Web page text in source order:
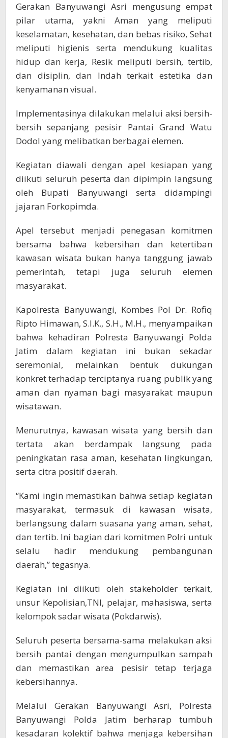
Gerakan Banyuwangi Asri mengusung empat
pilar utama, yakni Aman yang meliputi
keselamatan, kesehatan, dan bebas risiko, Sehat
meliputi higienis serta mendukung kualitas
hidup dan kerja, Resik meliputi bersih, tertib,
dan disiplin, dan Indah terkait estetika dan
kenyamanan visual.
Implementasinya dilakukan melalui aksi bersih-
bersih sepanjang pesisir Pantai Grand Watu
Dodol yang melibatkan berbagai elemen.
Kegiatan diawali dengan apel kesiapan yang
diikuti seluruh peserta dan dipimpin langsung
oleh Bupati Banyuwangi serta didampingi
jajaran Forkopimda.
Apel tersebut menjadi penegasan komitmen
bersama bahwa kebersihan dan ketertiban
kawasan wisata bukan hanya tanggung jawab
pemerintah, tetapi juga seluruh elemen
masyarakat.
Kapolresta Banyuwangi, Kombes Pol Dr. Rofiq
Ripto Himawan, S.I.K., S.H., M.H., menyampaikan
bahwa kehadiran Polresta Banyuwangi Polda
Jatim dalam kegiatan ini bukan sekadar
seremonial, melainkan bentuk dukungan
konkret terhadap terciptanya ruang publik yang
aman dan nyaman bagi masyarakat maupun
wisatawan.
Menurutnya, kawasan wisata yang bersih dan
tertata akan berdampak langsung pada
peningkatan rasa aman, kesehatan lingkungan,
serta citra positif daerah.
“Kami ingin memastikan bahwa setiap kegiatan
masyarakat, termasuk di kawasan wisata,
berlangsung dalam suasana yang aman, sehat,
dan tertib. Ini bagian dari komitmen Polri untuk
selalu hadir mendukung pembangunan
daerah,” tegasnya.
Kegiatan ini diikuti oleh stakeholder terkait,
unsur Kepolisian,TNI, pelajar, mahasiswa, serta
kelompok sadar wisata (Pokdarwis).
Seluruh peserta bersama-sama melakukan aksi
bersih pantai dengan mengumpulkan sampah
dan memastikan area pesisir tetap terjaga
kebersihannya.
Melalui Gerakan Banyuwangi Asri, Polresta
Banyuwangi Polda Jatim berharap tumbuh
kesadaran kolektif bahwa menjaga kebersihan